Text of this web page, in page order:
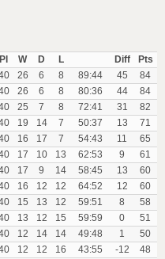
Pl W D L Diff
Pts
26 6 8 89:44 45
84
26 6 8 80:36 44
84
25 7 8 72:41 31
82
19 14 7 50:37 13
71
16 17 7 54:43 11
65
17 10 13 62:53 9
61
17 9 14 58:45 13
60
16 12 12 64:52 12
60
15 13 12 59:51 8
58
13 12 15 59:59 0
51
12 14 14 49:48 1
50
12 12 16 43:55 -12
48